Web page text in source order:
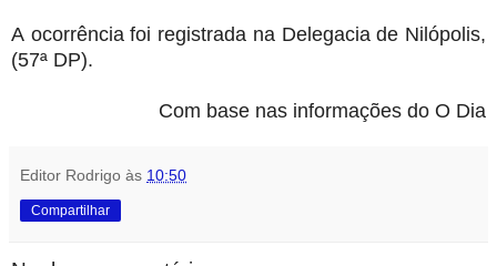
A ocorrência foi registrada na Delegacia de Nilópolis,
(57ª DP).
Com base nas informações do O Dia
Editor Rodrigo às 10:50
Compartilhar